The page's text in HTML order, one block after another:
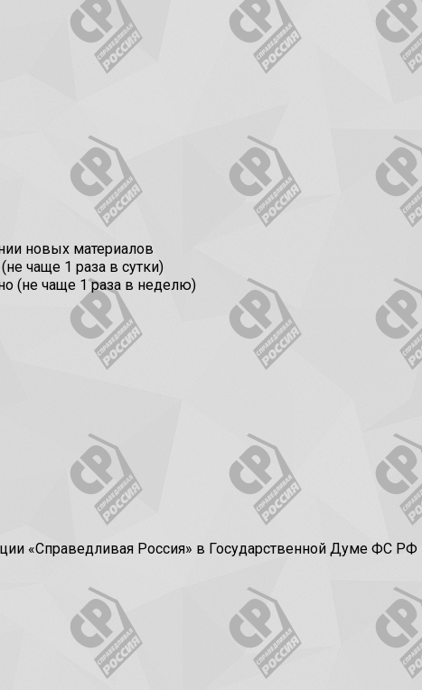
новых материалов
чаще 1 раза в сутки)
(не чаще 1 раза в неделю)
«Справедливая Россия» в Государственной Думе ФС РФ